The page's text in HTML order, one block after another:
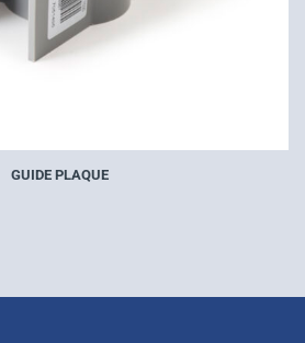
GUIDE PLAQUE